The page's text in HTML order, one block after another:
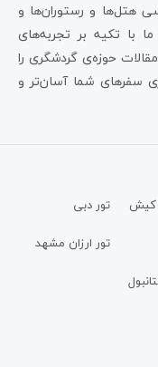
هتل‌ها و رستوران‌ها و
با تکیه بر تجربه‌های
حوزه‌ی گردشگری را
سفرهای شما آسان‌تر و
کیش
تور دبی
تور ارزان مشهد